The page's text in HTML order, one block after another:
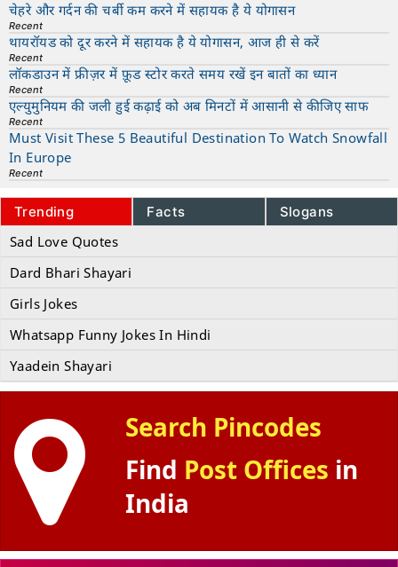
चेहरे और गर्दन की चर्बी कम करने में सहायक है ये योगासन
Recent
थायरॉयड को दूर करने में सहायक है ये योगासन, आज ही से करें
Recent
लॉकडाउन में फ्रीज़र में फ़ूड स्टोर करते समय रखें इन बातों का ध्यान
Recent
एल्युमुनियम की जली हुई कढ़ाई को अब मिनटों में आसानी से कीजिए साफ
Recent
Must Visit These 5 Beautiful Destination To Watch Snowfall
In Europe
Recent
Trending Facts Slogans
Sad Love Quotes
Dard Bhari Shayari
Girls Jokes
Whatsapp Funny Jokes In Hindi
Yaadein Shayari
Search Pincodes
Find Post Offices in
India